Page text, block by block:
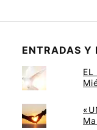
ENTRADAS Y